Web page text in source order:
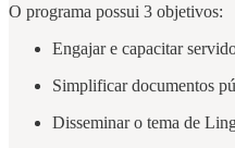
O programa possui 3 objetivos:
Engajar e capacitar
Simplificar documentos
Disseminar o tema de